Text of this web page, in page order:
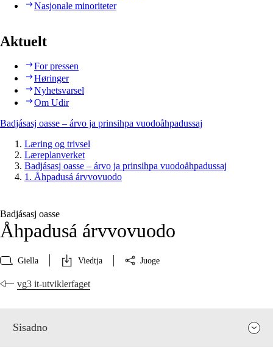
Nasjonale minoriteter
Aktuelt
For pressen
Høringer
Nyhetsvarsel
Om Udir
Badjásasj oasse – árvo ja prinsihpa vuodoåhpadussaj
Læring og trivsel
Læreplanverket
Badjásasj oasse – árvo ja prinsihpa vuodoåhpadussaj
1. Åhpadusá árvvovuodo
Badjásasj oasse
Åhpadusá árvvovuodo
Giella Viedtja Juoge
vg3 it-utviklerfaget
Sisadno